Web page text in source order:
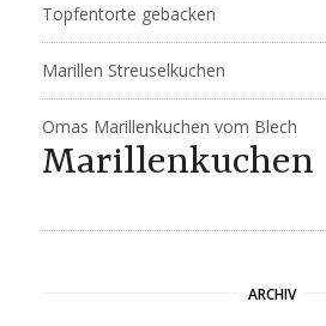
Topfentorte gebacken
Marillen Streuselkuchen
Omas Marillenkuchen vom Blech
Marillenkuchen
ARCHIV